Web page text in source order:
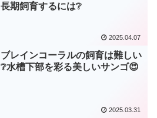
長期飼育するには❔
2025.04.07
ブレインコーラルの飼育は難しい
❔水槽下部を彩る美しいサンゴ😍
2025.03.31